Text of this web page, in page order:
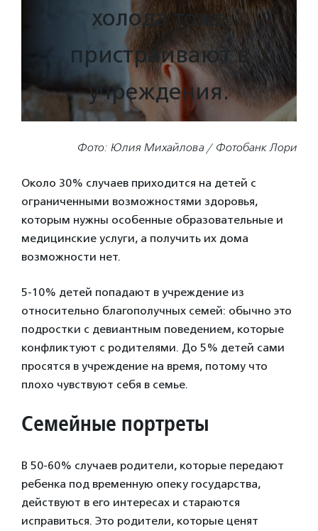
холода тоже
пристраивают в
учреждения.
Фото: Юлия Михайлова / Фотобанк Лори
Около 30% случаев приходится на детей с
ограниченными возможностями здоровья,
которым нужны особенные образовательные и
медицинские услуги, а получить их дома
возможности нет.
5-10% детей попадают в учреждение из
относительно благополучных семей: обычно это
подростки с девиантным поведением, которые
конфликтуют с родителями. До 5% детей сами
просятся в учреждение на время, потому что
плохо чувствуют себя в семье.
Семейные портреты
В 50-60% случаев родители, которые передают
ребенка под временную опеку государства,
действуют в его интересах и стараются
исправиться. Это родители, которые ценят